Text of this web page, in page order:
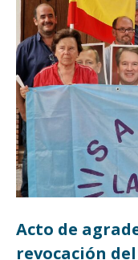
Acto de
revocación